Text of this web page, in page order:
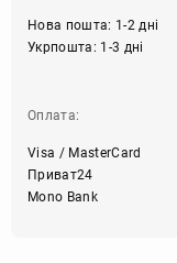
Нова пошта: 1-2 дні
Укрпошта: 1-3 дні
Оплата:
Visa / MasterCard
Приват24
Mono Bank